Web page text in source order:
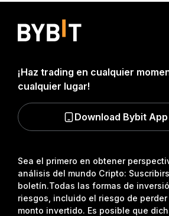
Sea el primero en obtener
análisis del mundo Cripto:
boletín.Todas las formas de
riesgos, incluido el riesgo de
monto invertido. Es posible que
¡Haz trading en cualquier
cualquier lugar!
Download Bybit App